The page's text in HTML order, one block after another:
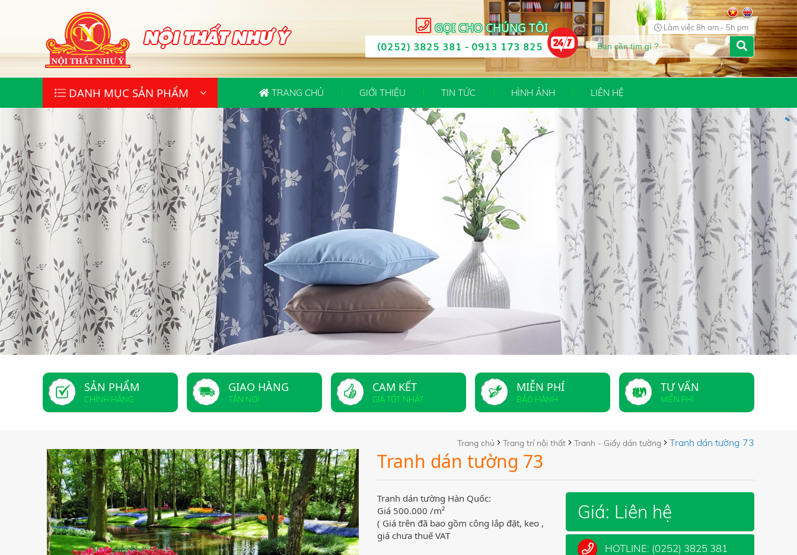
NỘI THẤT NHƯ Ý GỌI CHO CHÚNG TÔI
(0252) 3825 381 - 0913 173 825
Làm việc 8h am - 5h pm
DANH MỤC SẢN PHẨM TRANG CHỦ GIỚI THIỆU TIN TỨC HÌNH ẢNH LIÊN HỆ
SẢN PHẨM
CHÍNH HÃNG
GIAO HÀNG
TẬN NƠI
CAM KẾT
GIÁ TỐT NHẤT
MIỄN PHÍ
BẢO HÀNH
TƯ VẤN
MIỄN PHÍ
Trang chủ Trang trí nội thất Tranh - Giấy dán tường Tranh dán tường 73
Tranh dán tường 73
Tranh dán tường Hàn Quốc:
Giá 500.000 /m²
( Giá trên đã bao gồm công lắp đặt, keo ,
giá chưa thuế VAT
Giá: Liên hệ
HOTLINE: (0252) 3825 381